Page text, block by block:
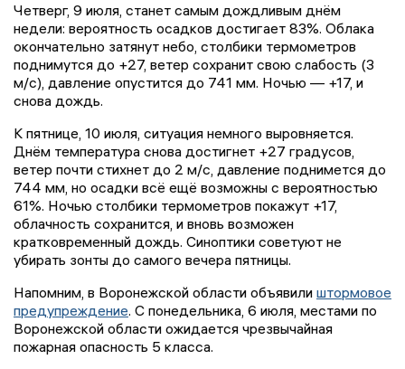
Четверг, 9 июля, станет самым дождливым днём
недели: вероятность осадков достигает 83%. Облака
окончательно затянут небо, столбики термометров
поднимутся до +27, ветер сохранит свою слабость (3
м/с), давление опустится до 741 мм. Ночью — +17, и
снова дождь.
К пятнице, 10 июля, ситуация немного выровняется.
Днём температура снова достигнет +27 градусов,
ветер почти стихнет до 2 м/с, давление поднимется до
744 мм, но осадки всё ещё возможны с вероятностью
61%. Ночью столбики термометров покажут +17,
облачность сохранится, и вновь возможен
кратковременный дождь. Синоптики советуют не
убирать зонты до самого вечера пятницы.
Напомним, в Воронежской области объявили штормовое
предупреждение. С понедельника, 6 июля, местами по
Воронежской области ожидается чрезвычайная
пожарная опасность 5 класса.